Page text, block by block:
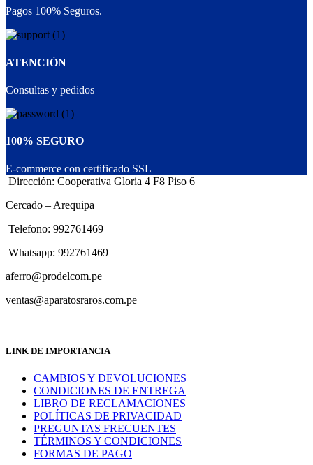
Pagos 100% Seguros.
ATENCIÓN
Consultas y pedidos
100% SEGURO
E-commerce con certificado SSL
Dirección: Cooperativa Gloria 4 F8 Piso 6
Cercado – Arequipa
Telefono: 992761469
Whatsapp: 992761469
aferro@prodelcom.pe
ventas@aparatosraros.com.pe
LINK DE IMPORTANCIA
CAMBIOS Y DEVOLUCIONES
CONDICIONES DE ENTREGA
LIBRO DE RECLAMACIONES
POLÍTICAS DE PRIVACIDAD
PREGUNTAS FRECUENTES
TÉRMINOS Y CONDICIONES
FORMAS DE PAGO